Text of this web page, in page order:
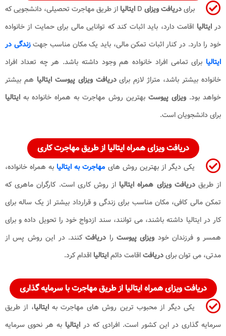
برایدریافت ویزای ایتالیا از طریق مهاجرت تحصیلی، دانشجویی که
درایتالیا اقامت دارد، باید اثبات کند که توانایی مالی برای حمایت از خانواده
خود را دارد. در کنار اثبات تمکن مالی، باید یک مکان مناسب جهتزندگی در
ایتالیا برای تمامی افراد خانواده هم وجود داشته باشد. هر چه تعداد افراد
خانواده بیشتر باشد، متراژ لازم برایدریافت ویزای پیوست ایتالیا هم بیشتر
خواهد بود.ویزای پیوست بهترین روش مهاجرت به همراه خانواده به ایتالیا
برای دانشجویان است.
دریافت ویزای همراه ایتالیا از طریق مهاجرت کاری
یکی دیگر از بهترین روش هایمهاجرت به ایتالیا به همراه خانواده،
از طریقدریافت ویزای همراه ایتالیا از روش کاری است. کارگران ماهری که
تمکن مالی کافی، مکان مناسب برای زندگی و قرارداد بیشتر از یک ساله برای
کار در ایتالیا داشته باشند، می توانند، سند ازدواج خود را تحویل داده و برای
همسر و فرزندان خود ویزای پیوسترا دریافتکنند. در این روش پس از
مدتی، می توان برایدریافتاقامت دائمایتالیا اقدام کرد.
دریافت ویزای همراه ایتالیا از طریق مهاجرت با سرمایه گذاری
یکی دیگر از محبوب ترین روش های مهاجرت بهایتالیا، از طریق
سرمایه گذاری در این کشور است. افرادی که در ایتالیا به هر نحوی سرمایه